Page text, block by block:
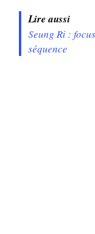
Lire aussi
Seung Ri :
séquence